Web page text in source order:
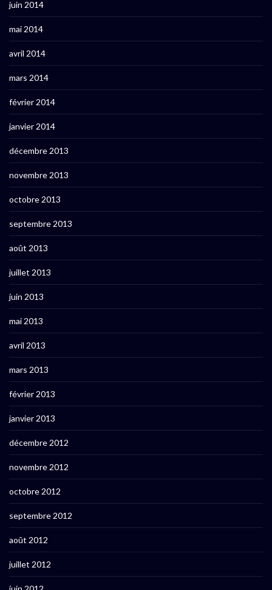
juin 2014
mai 2014
avril 2014
mars 2014
février 2014
janvier 2014
décembre 2013
novembre 2013
octobre 2013
septembre 2013
août 2013
juillet 2013
juin 2013
mai 2013
avril 2013
mars 2013
février 2013
janvier 2013
décembre 2012
novembre 2012
octobre 2012
septembre 2012
août 2012
juillet 2012